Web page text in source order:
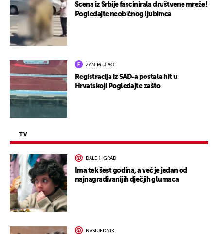
Scena iz Srbije fascinirala društvene mreže!
Pogledajte neobičnog ljubimca
ZANIMLJIVO
Registracija iz SAD-a postala hit u
Hrvatskoj! Pogledajte zašto
TV
DALEKI GRAD
Ima tek šest godina, a već je jedan od
najnagrađivanijih dječjih glumaca
NASLJEDNIK